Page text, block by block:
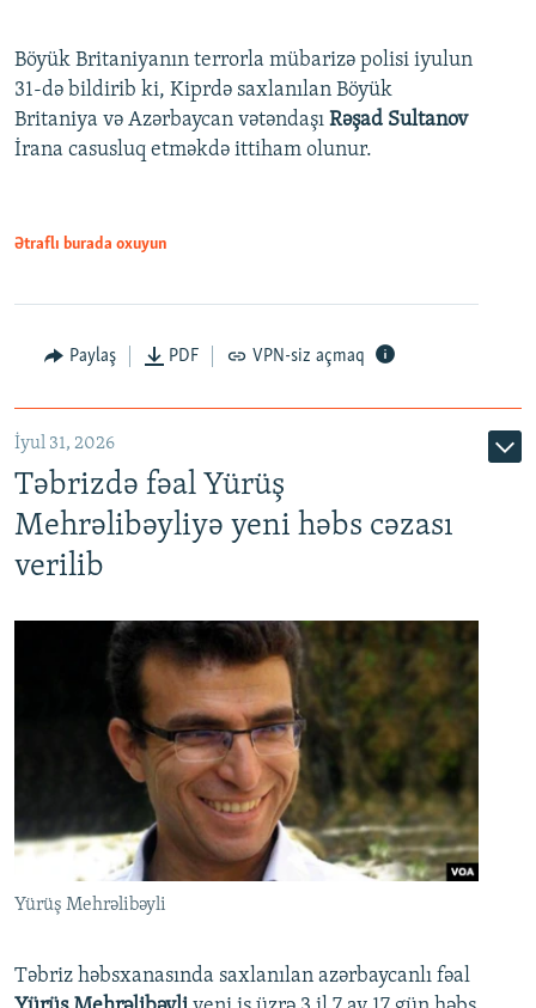
Böyük Britaniyanın terrorla mübarizə polisi iyulun
31-də bildirib ki, Kiprdə saxlanılan Böyük
Britaniya və Azərbaycan vətəndaşı Rəşad Sultanov
İrana casusluq etməkdə ittiham olunur.
Ətraflı burada oxuyun
Paylaş PDF VPN-siz açmaq
İyul 31, 2026
Təbrizdə fəal Yürüş
Mehrəlibəyliyə yeni həbs cəzası
verilib
Yürüş Mehrəlibəyli
Təbriz həbsxanasında saxlanılan azərbaycanlı fəal